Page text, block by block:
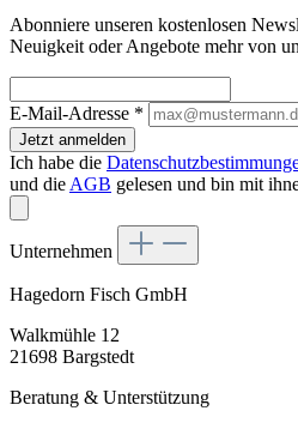
Abonniere unseren kostenlosen
Neuigkeit oder Angebote mehr von
E-Mail-Adresse *
Jetzt anmelden
Ich habe die
und die AGB gelesen und bin mit
Unternehmen
Hagedorn Fisch GmbH
Walkmühle 12
21698 Bargstedt
Beratung & Unterstützung